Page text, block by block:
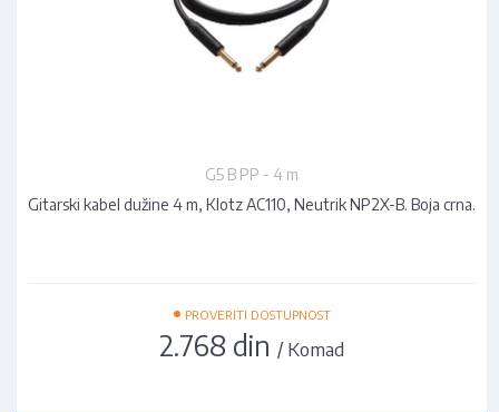
G5 B PP - 4 m
Gitarski kabel dužine 4 m, Klotz AC110, Neutrik NP2X-B. Boja crna.
• PROVERITI DOSTUPNOST
2.768 din/ Komad